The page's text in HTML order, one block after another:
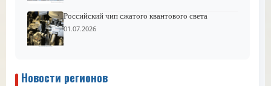
Российский чип сжатого квантового света
01.07.2026
Новости регионов